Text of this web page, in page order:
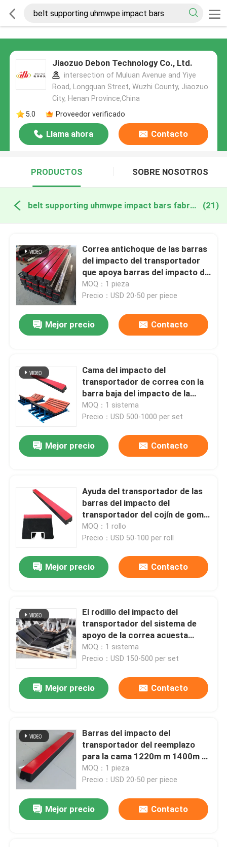
Jiaozuo Debon Technology Co., Ltd.
intersection of Muluan Avenue and Yiye
Road, Longquan Street, Wuzhi County, Jiaozuo
City, Henan Province,China
5.0
Proveedor verificado
Llama ahora Contacto
PRODUCTOS SOBRE NOSOTROS
belt supporting uhmwpe impact bars fabricación en línea (21)
Correa antichoque de las barras
del impacto del transportador
que apoya barras del impacto de
UHMWPE
MOQ：1 pieza
Precio：USD 20-50 per piece
Mejor precio Contacto
Cama del impacto del
transportador de correa con la
barra baja del impacto de la
fricción UHMWPE del reemplazo
MOQ：1 sistema
Precio：USD 500-1000 per set
Mejor precio Contacto
Ayuda del transportador de las
barras del impacto del
transportador del cojín de goma
de UHMWPE que resbala la barra
del impacto
MOQ：1 rollo
Precio：USD 50-100 per roll
Mejor precio Contacto
El rodillo del impacto del
transportador del sistema de
apoyo de la correa acuesta
1220m m 1400m m 1500m m
MOQ：1 sistema
Precio：USD 150-500 per set
Mejor precio Contacto
Barras del impacto del
transportador del reemplazo
para la cama 1220m m 1400m m
del impacto
MOQ：1 pieza
Precio：USD 20-50 per piece
Mejor precio Contacto